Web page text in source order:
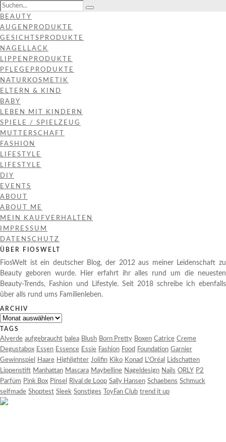
BEAUTY
AUGENPRODUKTE
GESICHTSPRODUKTE
NAGELLACK
LIPPENPRODUKTE
PFLEGEPRODUKTE
NATURKOSMETIK
ELTERN & KIND
BABY
LEBEN MIT KINDERN
SPIELE / SPIELZEUG
MUTTERSCHAFT
FASHION
LIFESTYLE
LIFESTYLE
DIY
EVENTS
ABOUT
ABOUT ME
MEIN KAUFVERHALTEN
IMPRESSUM
DATENSCHUTZ
ÜBER FIOSWELT
FiosWelt ist ein deutscher Blog, der 2012 aus meiner Leidenschaft zu
Beauty geboren wurde. Hier erfahrt ihr alles rund um die neuesten
Beauty-Trends, Fashion und Lifestyle. Seit 2018 schreibe ich ebenfalls
über alls rund ums Familienleben.
ARCHIV
Archiv
TAGS
Alverde aufgebraucht balea Blush Born Pretty Boxen Catrice Creme
Degustabox Essen Essence Essie Fashion Food Foundation Garnier
Gewinnspiel
Haare Highlighter Jolifin Kiko Konad L'Oréal
Lidschatten
Lippenstift Manhattan Mascara Maybelline Nageldesign Nails ORLY P2
Parfüm Pink Box Pinsel Rival de Loop Sally Hansen Schaebens Schmuck
selfmade Shoptest Sleek Sonstiges ToyFan Club trend it up